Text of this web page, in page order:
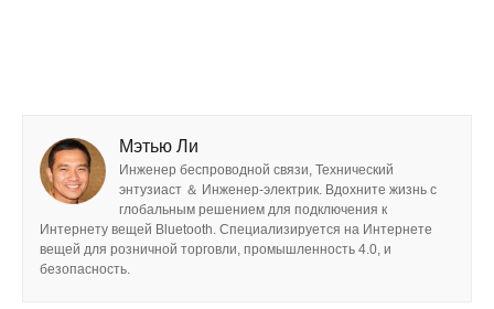
Мэтью Ли
Инженер беспроводной связи, Технический
энтузиаст ＆ Инженер-электрик. Вдохните жизнь с
глобальным решением для подключения к
Интернету вещей Bluetooth. Специализируется на Интернете
вещей для розничной торговли, промышленность 4.0, и
безопасность.